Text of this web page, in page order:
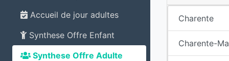
Accueil de jour adultes
Synthese Offre Enfant
Synthese Offre Adulte
Charente
Charente-